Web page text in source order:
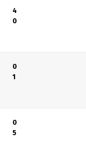
4
0
0
1
0
5